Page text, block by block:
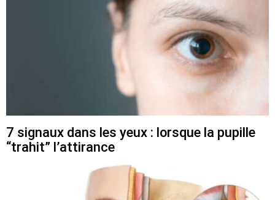
7 signaux dans les yeux : lorsque la pupille
“trahit” l’attirance